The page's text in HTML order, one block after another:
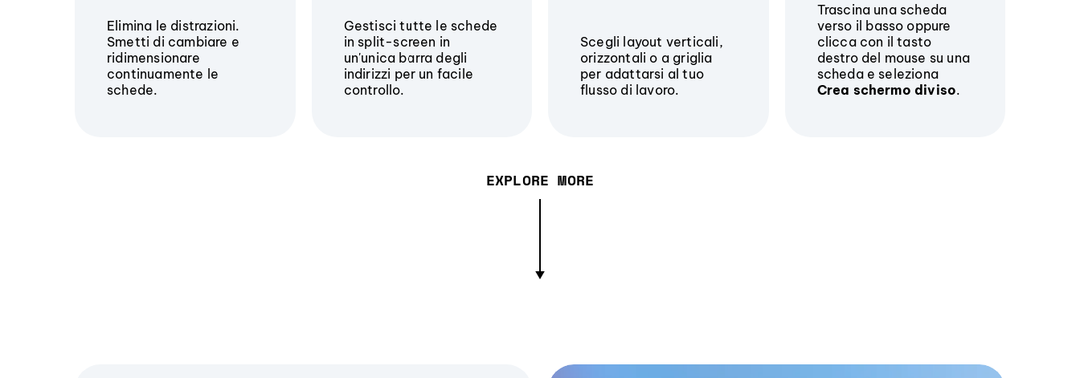
Elimina le distrazioni.
Smetti di cambiare e
ridimensionare
continuamente le
schede.
Gestisci tutte le schede
in split-screen in
un'unica barra degli
indirizzi per un facile
controllo.
Scegli layout verticali,
orizzontali o a griglia
per adattarsi al tuo
flusso di lavoro.
Trascina una scheda
verso il basso oppure
clicca con il tasto
destro del mouse su una
scheda e seleziona
Crea schermo diviso.
EXPLORE MORE